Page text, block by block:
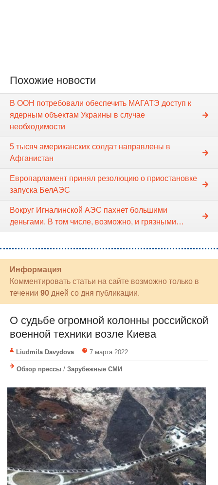
Похожие новости
В ООН потребовали обеспечить МАГАТЭ доступ к
ядерным объектам Украины в случае
необходимости
5 тысяч американских солдат направлены в
Афганистан
Европарламент принял резолюцию о приостановке
запуска БелАЭС
Вокруг Игналинской АЭС пахнет большими
деньгами. В том числе, возможно, и грязными…
Информация
Комментировать статьи на сайте возможно только в
течении 90 дней со дня публикации.
О судьбе огромной колонны российской
военной техники возле Киева
Liudmila Davydova 7 марта 2022
Обзор прессы / Зарубежные СМИ